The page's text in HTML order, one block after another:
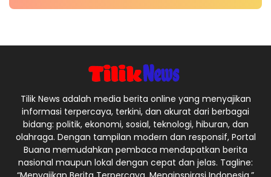
Tilik News adalah media berita online yang menyajikan
informasi terpercaya, terkini, dan akurat dari berbagai
bidang: politik, ekonomi, sosial, teknologi, hiburan, dan
olahraga. Dengan tampilan modern dan responsif, Portal
Buana memudahkan pembaca mendapatkan berita
nasional maupun lokal dengan cepat dan jelas. Tagline: